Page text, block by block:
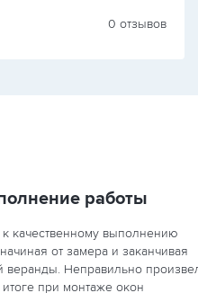
0 отзывов
работы
качественному выполнению
от замера и заканчивая
веранды. Неправильно
при монтаже окон